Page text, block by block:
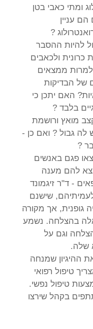
ומתי כאבי בטן
הם עניין
?
להיות ההסבר
כרונית ולכאבים
למרות ממצאים
של הבדיקות
האם יתכן כי
בלבד ?
מואץ ורושמת
לה גבול ? ואם כן -
?
מערביים במאה ה-19 מצאו פגם באנשים
להם מענה
- ד"ר זיגמונד
לעמיתיהם, שישנם
גופנית, אך מקורה
בהצלחה. נשמע
וגם על
שלה.
ההיגיון שמנחה
טיפול רפואי
טיפול נפשי.
בקהל שירצו